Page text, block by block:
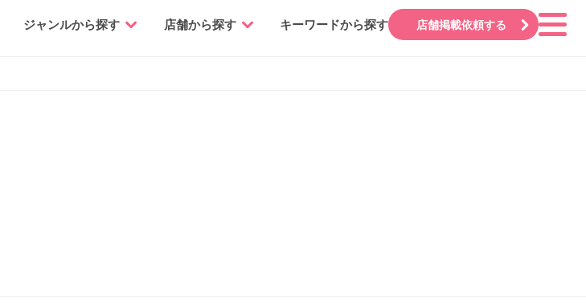
ジャンルから探す 店舗から探す キーワードから探す 店舗掲載依頼する